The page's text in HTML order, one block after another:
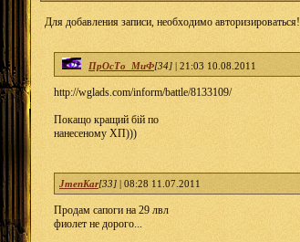
Для добавления записи, необходимо авторизироваться!
ПрОсТо_МиФ[34] | 21:03 10.08.2011
http://wglads.com/inform/battle/8133109/
Покащо кращий бій по
нанесеному ХП)))
JmenKar[33] | 08:28 11.07.2011
Продам сапоги на 29 лвл
фиолет не дорого...